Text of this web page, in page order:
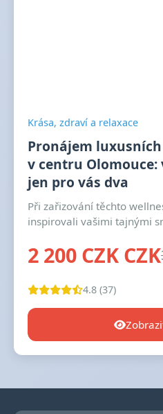
Krása, zdraví a relaxace
Pronájem
v centru
jen pro vás dva
Při zařizování těchto
inspirovali vašimi tajnými
2 200 CZK CZK
4.8 (37)